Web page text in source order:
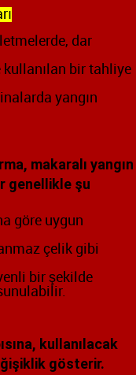
dar
bir tahliye
yangın
makaralı yangın
genellikle şu
göre uygun
çelik gibi
bir şekilde
kullanılacak
gösterir.